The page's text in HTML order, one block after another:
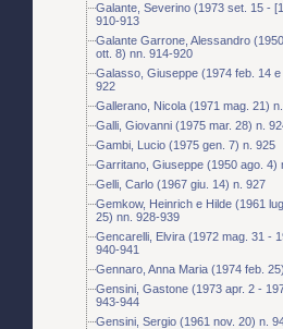
Galante, Severino (1973 set. 15 -
910-913
Galante Garrone, Alessandro
ott. 8) nn. 914-920
Galasso, Giuseppe (1974 feb. 14
922
Gallerano, Nicola (1971 mag. 21)
Galli, Giovanni (1975 mar. 28) n.
Gambi, Lucio (1975 gen. 7) n. 925
Garritano, Giuseppe (1950 ago. 4)
Gelli, Carlo (1967 giu. 14) n. 927
Gemkow, Heinrich e Hilde (1961
25) nn. 928-939
Gencarelli, Elvira (1972 mag. 31 -
940-941
Gennaro, Anna Maria (1974 feb.
Gensini, Gastone (1973 apr. 2 -
943-944
Gensini, Sergio (1961 nov. 20) n.